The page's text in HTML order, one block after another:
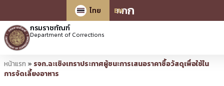
กกก
ไทย
EN
กรมราชทัณฑ์
Department of Corrections
หน้าแรก » รจก.ฉะเชิงเทราประกาศผู้ชนะการเสนอราคาซื้อวัสดุเพื่อใช้ใน
การจัดเลี้ยงอาหาร